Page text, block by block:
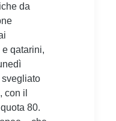
da
qatarini,
svegliato
con il
80.